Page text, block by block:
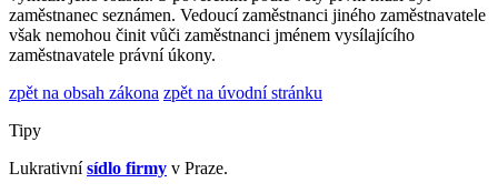
zaměstnanec seznámen. Vedoucí zaměstnanci jiného zaměstnavatele
však nemohou činit vůči zaměstnanci jménem vysílajícího
zaměstnavatele právní úkony.
zpět na obsah zákona zpět na úvodní stránku
Tipy
Lukrativnísídlo firmy v Praze.